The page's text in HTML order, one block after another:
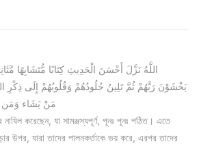
اللَّهُ نَزَّلَ أَحْسَنَ الْحَدِيثِ كِتَابًا مُّتَشَابِهًا
يَخْشَوْنَ رَبَّهُمْ ثُمَّ تَلِينُ جُلُودُهُمْ وَقُلُوبُهُمْ إِلَى ذِكْرِ
مَنْ يَشَاء وَمَن
করেছেন, যা সামঞ্জস্যপূর্ণ, পূনঃ পূনঃ পঠিত। এতে
উপর, যারা তাদের পালনকর্তাকে ভয় করে, এরপর তাদের